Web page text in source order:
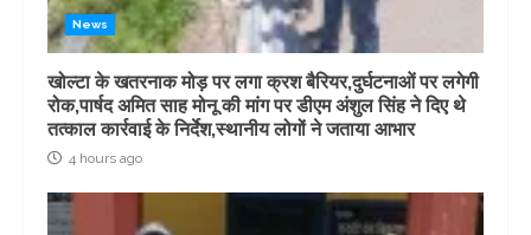
News
खोल्टा के खतरनाक मोड़ पर लगा क्रश बैरियर,दुर्घटनाओं पर लगेगी
रोक,पार्षद अमित साह मोनू की मांग पर डीएम अंशुल सिंह ने दिए थे
तत्काल कार्रवाई के निर्देश,स्थानीय लोगों ने जताया आभार
4 hours ago